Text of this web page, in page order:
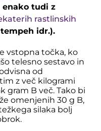
enako tudi z
rastlinskih
idr.).
vstopna točka, ko
telesno sestavo in
od
z več kilogrami
gram B več. Tako bi
omenjenih 30 g B,
silaka bolj